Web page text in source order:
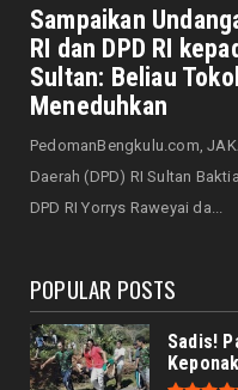
Astra Motor Buka
Dinkes Genjot
Anak
Sampaikan
RI dan DPD RI
Sultan: Beliau
Meneduhkan
PedomanBengkulu.com,
Daerah (DPD) RI Sultan
DPD RI Yorrys Raweyai da...
POPULAR POSTS
Sadis!